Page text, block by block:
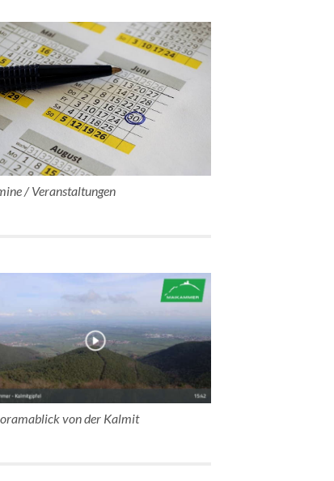
/ Veranstaltungen
von der Kalmit